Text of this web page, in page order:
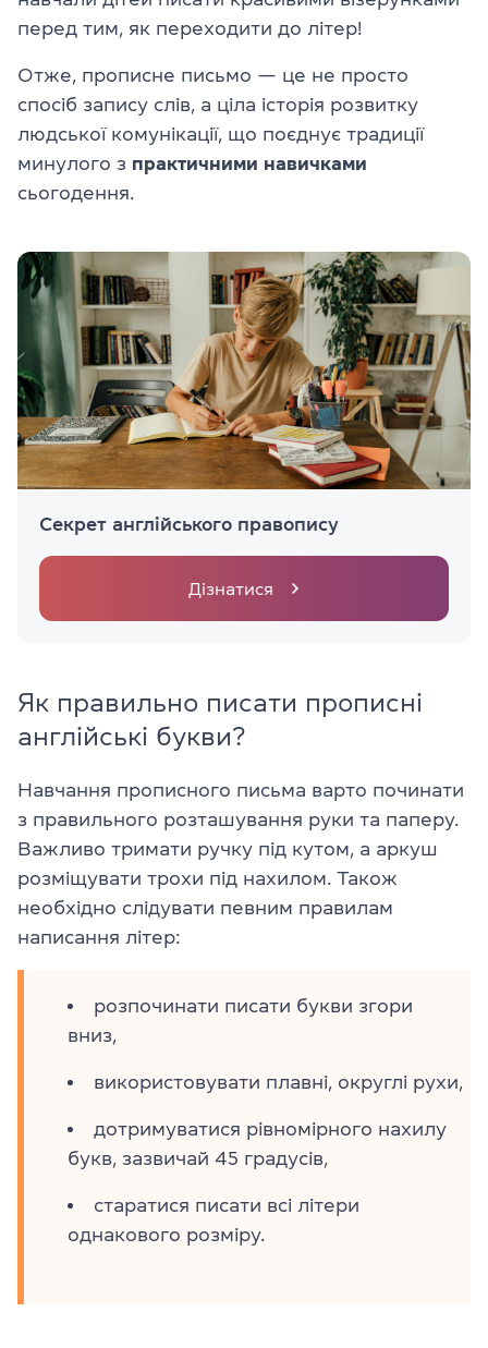
перед тим, як переходити до літер!
Отже, прописне письмо — це не просто
спосіб запису слів, а ціла історія розвитку
людської комунікації, що поєднує традиції
минулого з практичними навичками
сьогодення.
Секрет англійського правопису
Дізнатися
Як правильно писати прописні
англійські букви?
Навчання прописного письма варто починати
з правильного розташування руки та паперу.
Важливо тримати ручку під кутом, а аркуш
розміщувати трохи під нахилом. Також
необхідно слідувати певним правилам
написання літер:
розпочинати писати букви згори
вниз,
використовувати плавні, округлі рухи,
дотримуватися рівномірного нахилу
букв, зазвичай 45 градусів,
старатися писати всі літери
однакового розміру.